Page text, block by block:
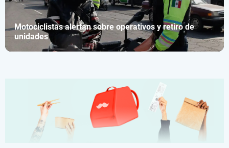
Motociclistas alertan sobre operativos y retiro de
unidades